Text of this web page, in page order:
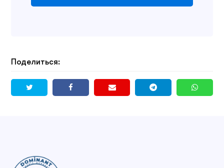
Поделиться: